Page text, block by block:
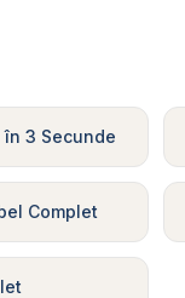
3 Secunde
Complet